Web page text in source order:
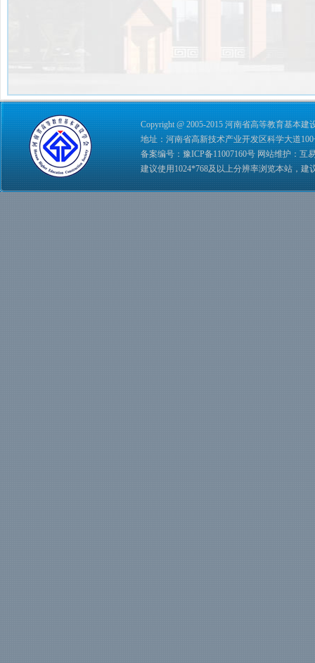
Copyright @ 2005-2015 河南省高等教育基本建
地址：河南省高新技术产业开发区科学大道100
备案编号： 豫ICP备11007160号 网站维护： 互
建议使用1024*768及以上分辨率浏览本站，建